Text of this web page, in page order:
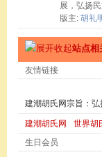
展，弘扬
版主: 胡礼
站点相
友情链接
建潮胡氏网宗旨：
建潮胡氏网 世界胡
生日会员